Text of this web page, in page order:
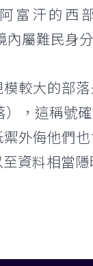
富汗的西
內屬難民身分
較大的部
，這稱號
外侮他們
資料相當隱